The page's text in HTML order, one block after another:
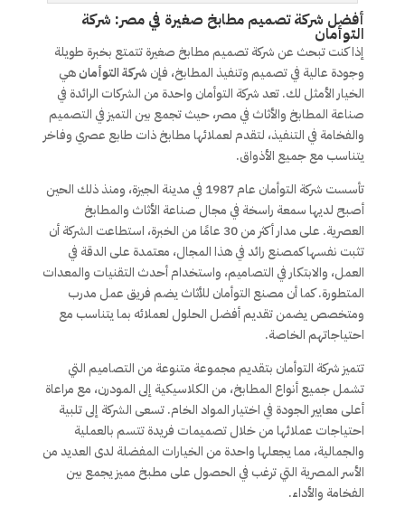
أفضل شركة تصميم مطابخ صغيرة في مصر: شركة
التوأمان
إذا كنت تبحث عن شركة تصميم مطابخ صغيرة تتمتع بخبرة طويلة
وجودة عالية في تصميم وتنفيذ المطابخ، فإن شركة التوأمانهي
الخيار الأمثل لك. تعد شركة التوأمان واحدة من الشركات الرائدة في
صناعة المطابخ والأثاث في مصر، حيث تجمع بين التميز في التصميم
والفخامة في التنفيذ، لتقدم لعملائها مطابخ ذات طابع عصري وفاخر
يتناسب مع جميع الأذواق.
تأسست شركة التوأمان عام 1987 في مدينة الجيزة، ومنذ ذلك الحين
أصبح لديها سمعة راسخة في مجال صناعة الأثاث والمطابخ
العصرية. على مدار أكثر من 30 عامًا من الخبرة، استطاعت الشركة أن
تثبت نفسها كمصنع رائد في هذا المجال، معتمدة على الدقة في
العمل، والابتكار في التصاميم، واستخدام أحدث التقنيات والمعدات
المتطورة. كما أن مصنع التوأمان للأثاث يضم فريق عمل مدرب
ومتخصص يضمن تقديم أفضل الحلول لعملائه بما يتناسب مع
احتياجاتهم الخاصة.
تتميز شركة التوأمان بتقديم مجموعة متنوعة من التصاميم التي
تشمل جميع أنواع المطابخ، من الكلاسيكية إلى المودرن، مع مراعاة
أعلى معايير الجودة في اختيار المواد الخام. تسعى الشركة إلى تلبية
احتياجات عملائها من خلال تصميمات فريدة تتسم بالعملية
والجمالية، مما يجعلها واحدة من الخيارات المفضلة لدى العديد من
الأسر المصرية التي ترغب في الحصول على مطبخ مميز يجمع بين
الفخامة والأداء.